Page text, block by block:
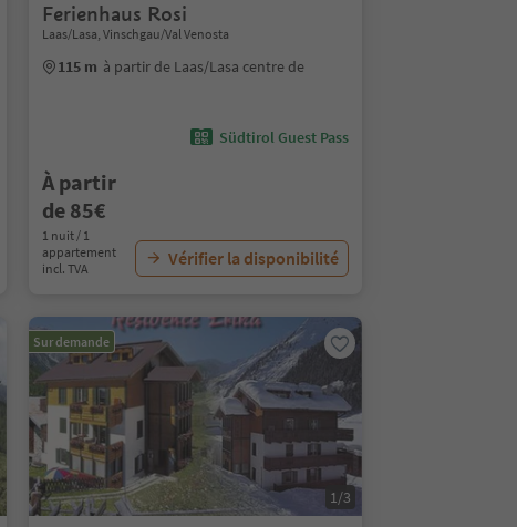
Ferienhaus Rosi
Laas/Lasa, Vinschgau/Val Venosta
115 m à partir de Laas/Lasa centre de
Südtirol Guest Pass
À partir
de 85€
1 nuit / 1
appartement
incl. TVA
Vérifier la disponibilité
Sur demande
1/3